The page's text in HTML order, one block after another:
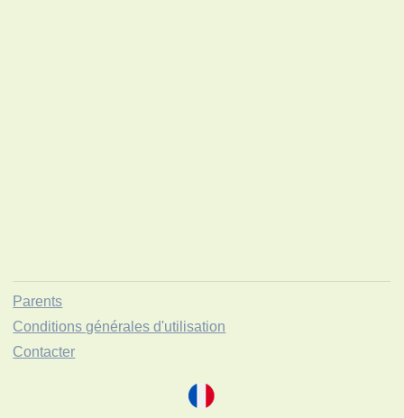
Parents
Conditions générales d'utilisation
Contacter